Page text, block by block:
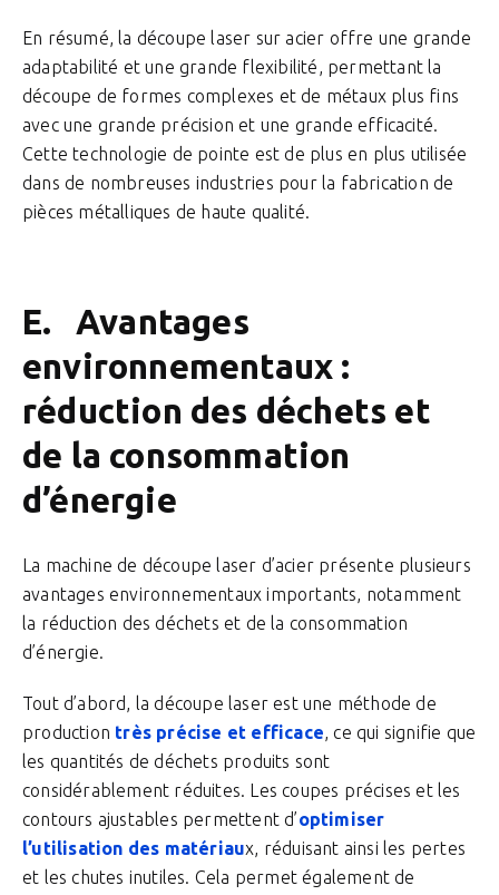
En résumé, la découpe laser sur acier offre une grande
adaptabilité et une grande flexibilité, permettant la
découpe de formes complexes et de métaux plus fins
avec une grande précision et une grande efficacité.
Cette technologie de pointe est de plus en plus utilisée
dans de nombreuses industries pour la fabrication de
pièces métalliques de haute qualité.
E. Avantages
environnementaux :
réduction des déchets et
de la consommation
d’énergie
La machine de découpe laser d’acier présente plusieurs
avantages environnementaux importants, notamment
la réduction des déchets et de la consommation
d’énergie.
Tout d’abord, la découpe laser est une méthode de
production très précise et efficace, ce qui signifie que
les quantités de déchets produits sont
considérablement réduites. Les coupes précises et les
contours ajustables permettent d’optimiser
l’utilisation des matériaux, réduisant ainsi les pertes
et les chutes inutiles. Cela permet également de